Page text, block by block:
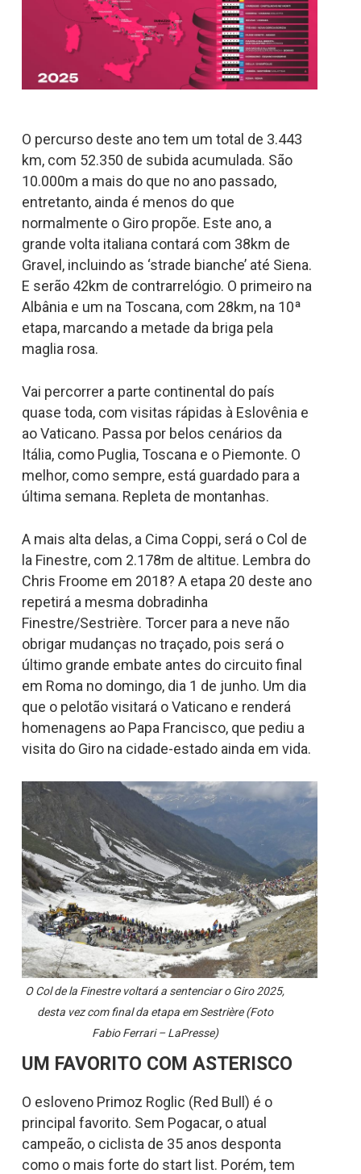
O percurso deste ano tem um total de 3.443
km, com 52.350 de subida acumulada. São
10.000m a mais do que no ano passado,
entretanto, ainda é menos do que
normalmente o Giro propõe. Este ano, a
grande volta italiana contará com 38km de
Gravel, incluindo as ‘strade bianche’ até Siena.
E serão 42km de contrarrelógio. O primeiro na
Albânia e um na Toscana, com 28km, na 10ª
etapa, marcando a metade da briga pela
maglia rosa.
Vai percorrer a parte continental do país
quase toda, com visitas rápidas à Eslovênia e
ao Vaticano. Passa por belos cenários da
Itália, como Puglia, Toscana e o Piemonte. O
melhor, como sempre, está guardado para a
última semana. Repleta de montanhas.
A mais alta delas, a Cima Coppi, será o Col de
la Finestre, com 2.178m de altitue. Lembra do
Chris Froome em 2018? A etapa 20 deste ano
repetirá a mesma dobradinha
Finestre/Sestrière. Torcer para a neve não
obrigar mudanças no traçado, pois será o
último grande embate antes do circuito final
em Roma no domingo, dia 1 de junho. Um dia
que o pelotão visitará o Vaticano e renderá
homenagens ao Papa Francisco, que pediu a
visita do Giro na cidade-estado ainda em vida.
O Col de la Finestre voltará a sentenciar o Giro 2025,
desta vez com final da etapa em Sestrière (Foto
Fabio Ferrari – LaPresse)
UM FAVORITO COM ASTERISCO
O esloveno Primoz Roglic (Red Bull) é o
principal favorito. Sem Pogacar, o atual
campeão, o ciclista de 35 anos desponta
como o mais forte do start list. Porém, tem